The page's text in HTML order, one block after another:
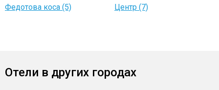
Федотова коса (5) Центр (7)
Отели в других городах